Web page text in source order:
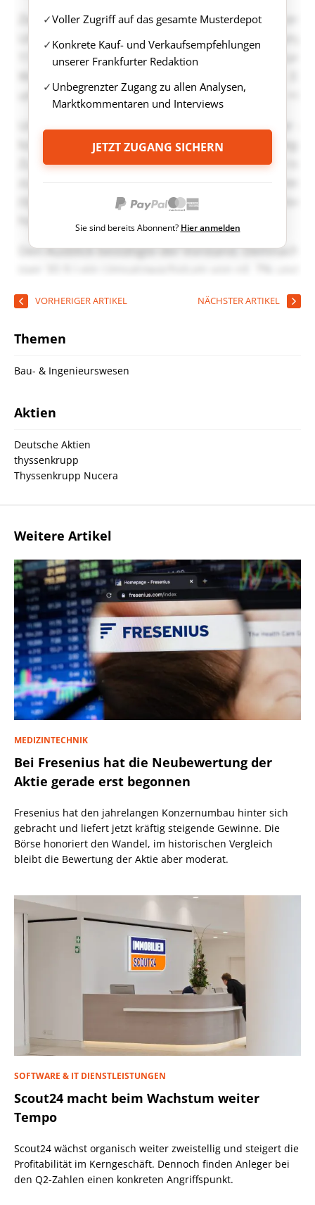
Voller Zugriff auf das gesamte Musterdepot
Konkrete Kauf- und Verkaufsempfehlungen
unserer Frankfurter Redaktion
Unbegrenzter Zugang zu allen Analysen,
Marktkommentaren und Interviews
JETZT ZUGANG SICHERN
Sie sind bereits Abonnent? Hier anmelden
VORHERIGER ARTIKEL NÄCHSTER ARTIKEL
Themen
Bau- & Ingenieurswesen
Aktien
Deutsche Aktien
thyssenkrupp
Thyssenkrupp Nucera
Weitere Artikel
MEDIZINTECHNIK
Bei Fresenius hat die Neubewertung der
Aktie gerade erst begonnen
Fresenius hat den jahrelangen Konzernumbau hinter sich
gebracht und liefert jetzt kräftig steigende Gewinne. Die
Börse honoriert den Wandel, im historischen Vergleich
bleibt die Bewertung der Aktie aber moderat.
SOFTWARE & IT DIENSTLEISTUNGEN
Scout24 macht beim Wachstum weiter
Tempo
Scout24 wächst organisch weiter zweistellig und steigert die
Profitabilität im Kerngeschäft. Dennoch finden Anleger bei
den Q2-Zahlen einen konkreten Angriffspunkt.